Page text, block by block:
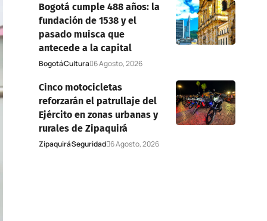
Bogotá cumple 488 años: la
fundación de 1538 y el
pasado muisca que
antecede a la capital
BogotáCultura 6 Agosto, 2026
Cinco motocicletas
reforzarán el patrullaje del
Ejército en zonas urbanas y
rurales de Zipaquirá
ZipaquiráSeguridad 6 Agosto, 2026